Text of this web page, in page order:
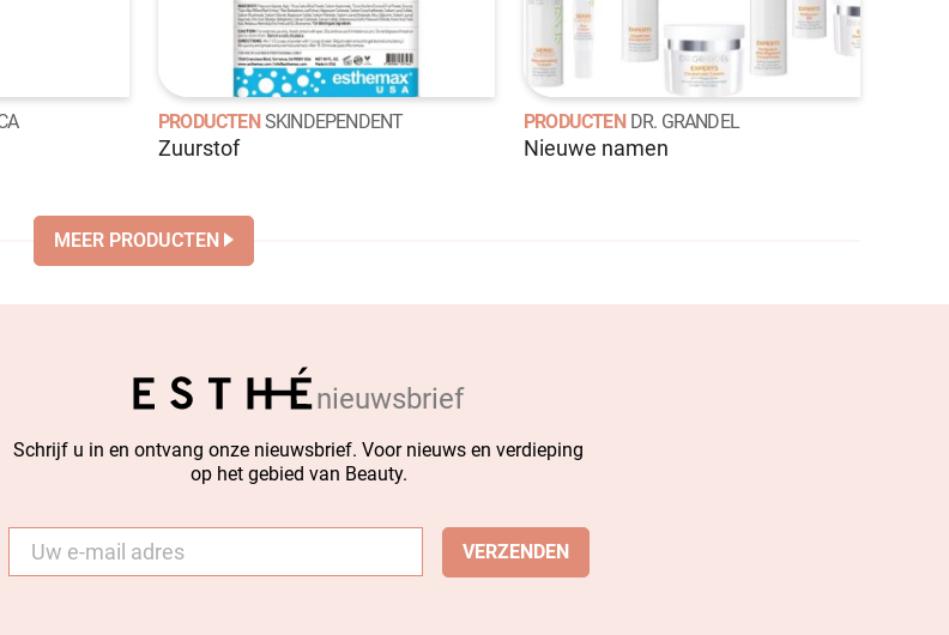
PRODUCTEN SKINDEPENDENT
Zuurstof
PRODUCTEN DR. GRANDEL
Nieuwe namen
MEER PRODUCTEN
nieuwsbrief
Schrijf u in en ontvang onze nieuwsbrief. Voor nieuws en verdieping
op het gebied van Beauty.
mail *